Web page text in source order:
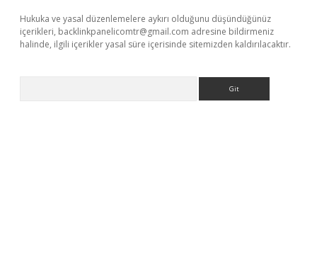
Hukuka ve yasal düzenlemelere aykırı olduğunu düşündüğünüz
içerikleri, backlinkpanelicomtr@gmail.com adresine bildirmeniz
halinde, ilgili içerikler yasal süre içerisinde sitemizden kaldırılacaktır.